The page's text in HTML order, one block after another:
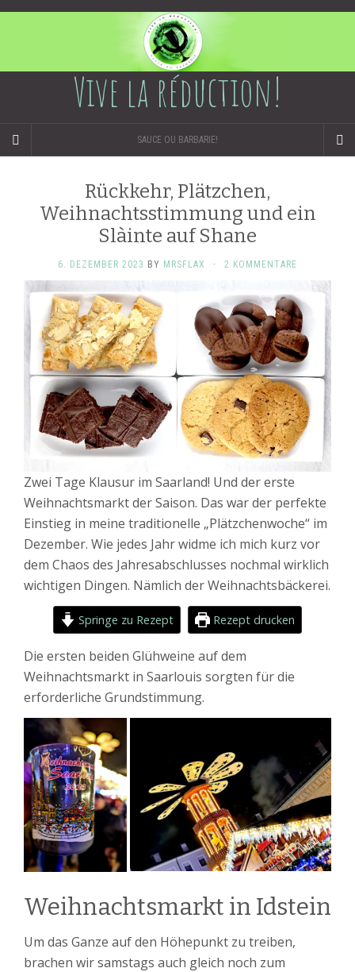
Vive la réduction!
SAUCE OU BARBARIE!
Rückkehr, Plätzchen,
Weihnachtsstimmung und ein
Slàinte auf Shane
6. DEZEMBER 2023 BY MRSFLAX · 2 KOMMENTARE
Zwei Tage Klausur im Saarland! Und der erste
Weihnachtsmarkt der Saison. Das war der perfekte
Einstieg in meine traditionelle „Plätzchenwoche“ im
Dezember. Wie jedes Jahr widme ich mich kurz vor
dem Chaos des Jahresabschlusses nochmal wirklich
wichtigen Dingen. Nämlich der Weihnachtsbäckerei.
Springe zu Rezept Rezept drucken
Die ersten beiden Glühweine auf dem
Weihnachtsmarkt in Saarlouis sorgten für die
erforderliche Grundstimmung.
Weihnachtsmarkt in Idstein
Um das Ganze auf den Höhepunkt zu treiben,
brachen wir samstags auch gleich noch zum